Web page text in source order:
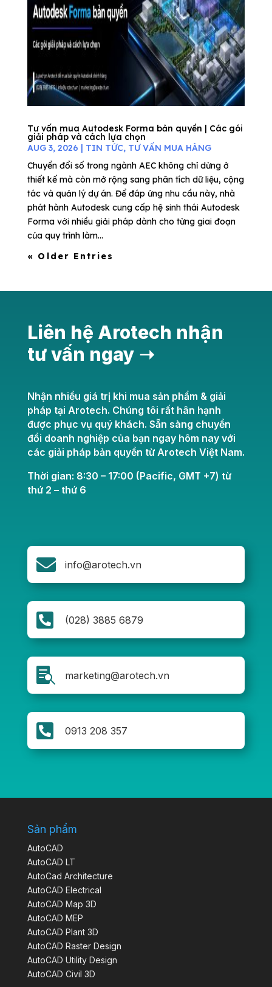
Tư vấn mua Autodesk Forma bản quyền | Các gói
giải pháp và cách lựa chọn
AUG 3, 2026 | TIN TỨC, TƯ VẤN MUA HÀNG
Chuyển đổi số trong ngành AEC không chỉ dừng ở
thiết kế mà còn mở rộng sang phân tích dữ liệu, cộng
tác và quản lý dự án. Để đáp ứng nhu cầu này, nhà
phát hành Autodesk cung cấp hệ sinh thái Autodesk
Forma với nhiều giải pháp dành cho từng giai đoạn
của quy trình làm...
« Older Entries
Liên hệ Arotech nhận
tư vấn ngay ➝
Nhận nhiều giá trị khi mua sản phẩm & giải
pháp tại Arotech. Chúng tôi rất hân hạnh
được phục vụ quý khách. Sẵn sàng chuyển
đổi doanh nghiệp của bạn ngay hôm nay với
các giải pháp bản quyền từ Arotech Việt Nam.
Thời gian: 8:30 – 17:00 (Pacific, GMT +7) từ
thứ 2 – thứ 6
 info@arotech.vn
 (028) 3885 6879
 marketing@arotech.vn
 0913 208 357
Sản phẩm
AutoCAD
AutoCAD LT
AutoCad Architecture
AutoCAD Electrical
AutoCAD Map 3D
AutoCAD MEP
AutoCAD Plant 3D
AutoCAD Raster Design
AutoCAD Utility Design
AutoCAD Civil 3D